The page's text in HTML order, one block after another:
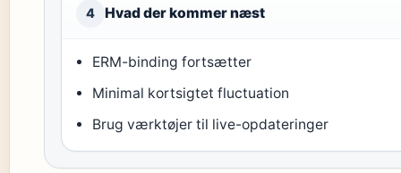
4 Hvad der kommer næst
ERM-binding fortsætter
Minimal kortsigtet fluctuation
Brug værktøjer til live-opdateringer